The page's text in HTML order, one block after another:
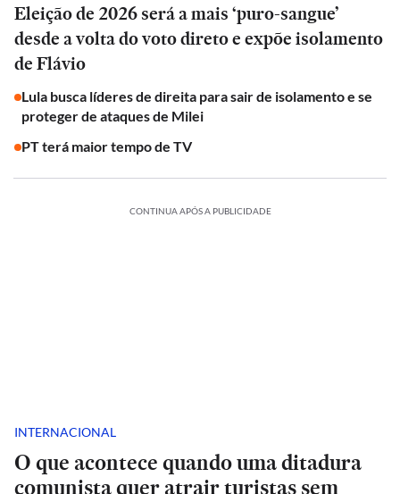
Eleição de 2026 será a mais ‘puro-sangue’
desde a volta do voto direto e expõe isolamento
de Flávio
Lula busca líderes de direita para sair de isolamento e se
proteger de ataques de Milei
PT terá maior tempo de TV
CONTINUA APÓS A PUBLICIDADE
INTERNACIONAL
O que acontece quando uma ditadura
comunista quer atrair turistas sem